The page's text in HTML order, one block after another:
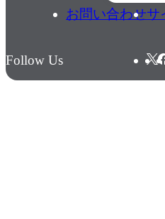
お問い合わせサ
Follow Us